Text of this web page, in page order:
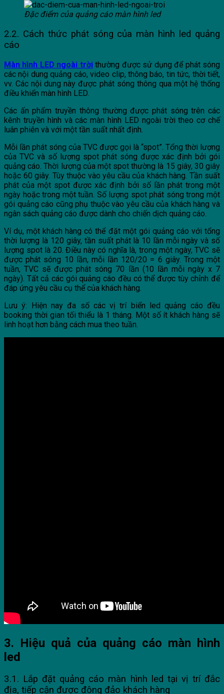
Đặc điểm của quảng cáo màn hình led
2.2. Cách thức phát sóng của màn hình led quảng
cáo
Màn hình LED ngoài trời thường được sử dụng để phát sóng
các nội dung quảng cáo, video clip, thông báo, tin tức, thời tiết,
vv. Các nội dung này được phát sóng thông qua một hệ thống
điều khiển màn hình LED.
Các ấn phẩm truyền thông thường được phát sóng trên các
kênh truyền hình và các màn hình LED ngoài trời theo cơ chế
luân phiên và với một tần suất nhất định.
Mỗi lần phát sóng của TVC được gọi là “spot”. Tổng thời lượng
của TVC và số lượng spot phát sóng được xác định bởi gói
quảng cáo. Thời lượng của một spot thường là 15 giây, 30 giây
hoặc 60 giây. Tùy thuộc vào yêu cầu của khách hàng. Tần suất
phát của một spot được xác định bởi số lần phát trong một
ngày hoặc trong một tuần. Số lượng spot phát sóng trong một
gói quảng cáo cũng phụ thuộc vào yêu cầu của khách hàng và
ngân sách quảng cáo được dành cho chiến dịch quảng cáo.
Ví dụ, một khách hàng có thể đặt một gói quảng cáo với tổng
thời lượng là 120 giây, tần suất phát là 10 lần mỗi ngày và số
lượng spot là 20. Điều này có nghĩa là, trong một ngày, TVC sẽ
được phát sóng 10 lần, mỗi lần 120/20 = 6 giây. Trong một
tuần, TVC sẽ được phát sóng 70 lần (10 lần mỗi ngày x 7
ngày). Tất cả các gói quảng cáo đều có thể được tùy chỉnh để
đáp ứng yêu cầu cụ thể của khách hàng.
Lưu ý: Hiện nay đa số các vị trí biển led quảng cáo đều
booking thời gian tối thiểu là 1 tháng. Một số ít khách hàng sẽ
linh hoạt hơn bằng cách mua theo tuần.
3. Hiệu quả của quảng cáo màn hình
led
3.1. Lắp đặt quảng cáo màn hình led tại vị trí đắc
địa, tiếp cận được đông đảo khách hàng